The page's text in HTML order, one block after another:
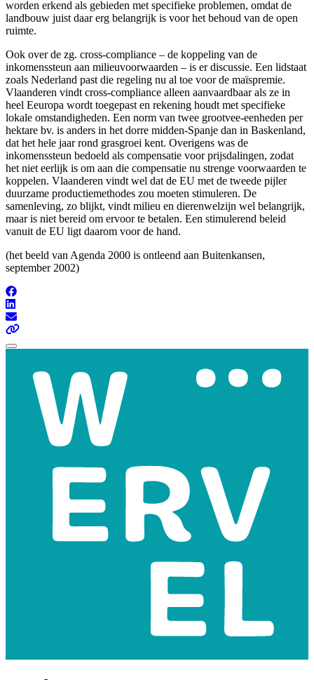
worden erkend als gebieden met specifieke problemen, omdat de
landbouw juist daar erg belangrijk is voor het behoud van de open
ruimte.
Ook over de zg. cross-compliance – de koppeling van de
inkomenssteun aan milieuvoorwaarden – is er discussie. Een lidstaat
zoals Nederland past die regeling nu al toe voor de maïspremie.
Vlaanderen vindt cross-compliance alleen aanvaardbaar als ze in
heel Eeuropa wordt toegepast en rekening houdt met specifieke
lokale omstandigheden. Een norm van twee grootvee-eenheden per
hektare bv. is anders in het dorre midden-Spanje dan in Baskenland,
dat het hele jaar rond grasgroei kent. Overigens was de
inkomenssteun bedoeld als compensatie voor prijsdalingen, zodat
het niet eerlijk is om aan die compensatie nu strenge voorwaarden te
koppelen. Vlaanderen vindt wel dat de EU met de tweede pijler
duurzame productiemethodes zou moeten stimuleren. De
samenleving, zo blijkt, vindt milieu en dierenwelzijn wel belangrijk,
maar is niet bereid om ervoor te betalen. Een stimulerend beleid
vanuit de EU ligt daarom voor de hand.
(het beeld van Agenda 2000 is ontleend aan Buitenkansen,
september 2002)